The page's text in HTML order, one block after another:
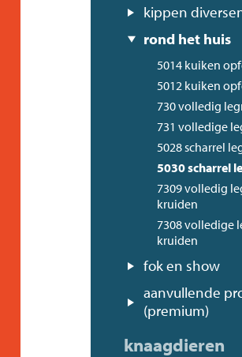
kippen
rond het huis
5014 kuiken
5012 kuiken
730 volledig
731 volledige
5028 scharrel
5030 scharrel
7309 volledig
kruiden
7308 volledige
kruiden
fok en show
aanvullende
(premium)
knaagdieren